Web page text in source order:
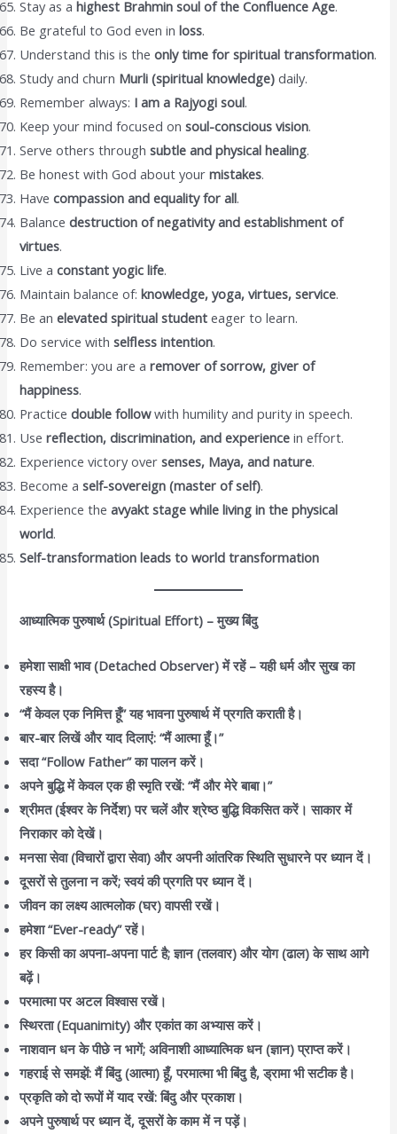
Stay as ahighest Brahmin soul of the Confluence Age.
Be grateful to God even inloss.
Understand this is theonly time for spiritual transformation.
Study and churn Murli (spiritual knowledge) daily.
Remember always: I am a Rajyogi soul.
Keep your mind focused onsoul-conscious vision.
Serve others throughsubtle and physical healing.
Be honest with God about yourmistakes.
Havecompassion and equality for all.
Balancedestruction of negativity and establishment of
virtues.
Live aconstant yogic life.
Maintain balance of:knowledge, yoga, virtues, service.
Be anelevated spiritual student eager to learn.
Do service withselfless intention.
Remember: you are aremover of sorrow, giver of
happiness.
Practicedouble followwith humility and purity in speech.
Usereflection, discrimination, and experience in effort.
Experience victory oversenses, Maya, and nature.
Become aself-sovereign (master of self).
Experience theavyakt stage while living in the physical
world.
Self-transformation leads to world transformation
आध्यात्मिक पुरुषार्थ (Spiritual Effort) – मुख्य बिंदु
हमेशा साक्षी भाव (Detached Observer) में रहें – यही धर्म और सुख का
रहस्य है।
“मैं केवल एक निमित्त हूँ” यह भावना पुरुषार्थ में प्रगति कराती है।
बार-बार लिखें और याद दिलाएं: “मैं आत्मा हूँ।”
सदा “Follow Father” का पालन करें।
अपने बुद्धि में केवल एक ही स्मृति रखें: “मैं और मेरे बाबा।”
श्रीमत (ईश्वर के निर्देश) पर चलें और श्रेष्ठ बुद्धि विकसित करें। साकार में
निराकार को देखें।
मनसा सेवा (विचारों द्वारा सेवा) और अपनी आंतरिक स्थिति सुधारने पर ध्यान दें।
दूसरों से तुलना न करें; स्वयं की प्रगति पर ध्यान दें।
जीवन का लक्ष्य आत्मलोक (घर) वापसी रखें।
हमेशा “Ever-ready” रहें।
हर किसी का अपना-अपना पार्ट है; ज्ञान (तलवार) और योग (ढाल) के साथ आगे
बढ़ें।
परमात्मा पर अटल विश्वास रखें।
स्थिरता (Equanimity) और एकांत का अभ्यास करें।
नाशवान धन के पीछे न भागें; अविनाशी आध्यात्मिक धन (ज्ञान) प्राप्त करें।
गहराई से समझें: मैं बिंदु (आत्मा) हूँ, परमात्मा भी बिंदु है, ड्रामा भी सटीक है।
प्रकृति को दो रूपों में याद रखें: बिंदु और प्रकाश।
अपने पुरुषार्थ पर ध्यान दें, दूसरों के काम में न पड़ें।